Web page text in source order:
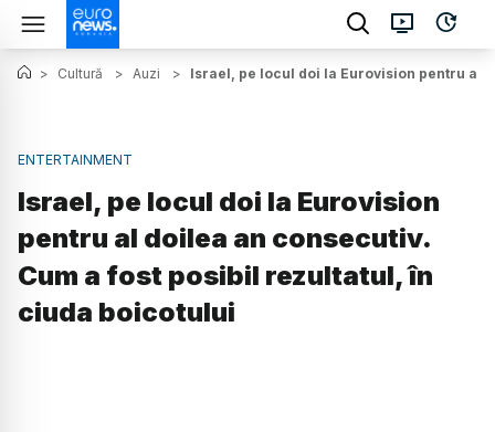
> Cultură > Auzi > Israel, pe locul doi la Eurovision pentru al
ENTERTAINMENT
Israel, pe locul doi la Eurovision
pentru al doilea an consecutiv.
Cum a fost posibil rezultatul, în
ciuda boicotului